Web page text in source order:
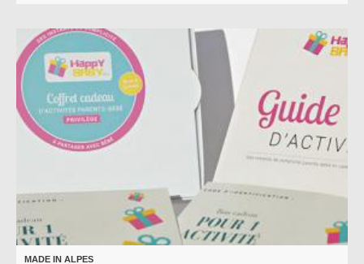
MADE IN ALPES